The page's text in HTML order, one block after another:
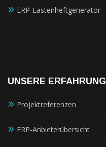
ERP-Lastenheftgenerator
UNSERE ERFAHRUNG
Projektreferenzen
ERP-Anbieterübersicht